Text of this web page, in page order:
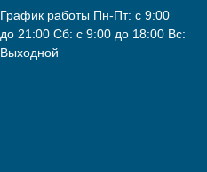
График работы Пн-Пт: с 9:00
до 21:00 Сб: с 9:00 до 18:00 Вс:
Выходной